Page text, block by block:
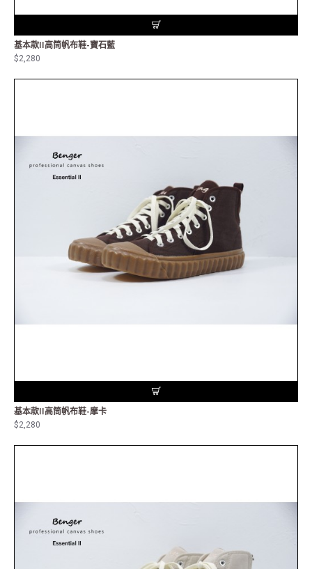
基本款II高筒帆布鞋-寶石藍
$2,280
基本款II高筒帆布鞋-摩卡
$2,280